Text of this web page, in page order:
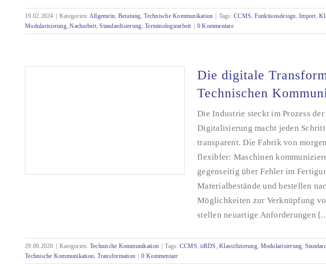
CCMS-Einführung: Importieren oder
Neuerstellen?
19.02.2024 Kategorien: Allgemein, Beratung,Technische Kommunikation Tags:CCMS, Funktionsdesign,Import,
Modularisierung,Nacharbeit,Standardisierung,Terminologiearbeit 0 Kommentare
Die digitale
Technischen
Die Industrie steckt im Prozess
Digitalisierung macht jeden
transparent. Die Fabrik von
flexibler: Maschinen
gegenseitig über Fehler im
Materialbestände und bestellen
Möglichkeiten zur Verknüpfung
stellen neuartige Anforderungen
29.09.2020 Kategorien: Technische Kommunikation Tags: CCMS,iiRDS,Klassifizierung, Modularisierung,
Technische Kommunikation, Transformation 0 Kommentare